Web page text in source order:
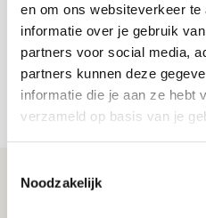
en om ons websiteverkeer
informatie over je gebruik
partners voor social media,
partners kunnen deze
informatie die je aan ze hebt
verzameld op basis van je
Noodzakelijk
Míchels elf: zie jij
aanwinsten in
Shelbourne?
05 AUGUSTUS 2026 - 15:35
NIEUWS
Laatste Kaarten